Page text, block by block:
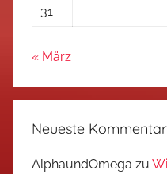
31
« März
Neueste
AlphaundOmega zu